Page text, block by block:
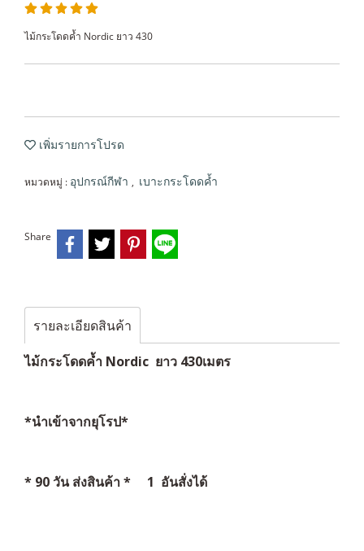
ไม้กระโดดค้ำ Nordic ยาว 430
เพิ่มรายการโปรด
หมวดหมู่ : อุปกรณ์กีฬา , เบาะกระโดดค้ำ
Share
รายละเอียดสินค้า
ไม้กระโดดค้ำ Nordic ยาว 430เมตร
*นำเข้าจากยุโรป*
* 90 วัน ส่งสินค้า * 1 อันสั่งได้